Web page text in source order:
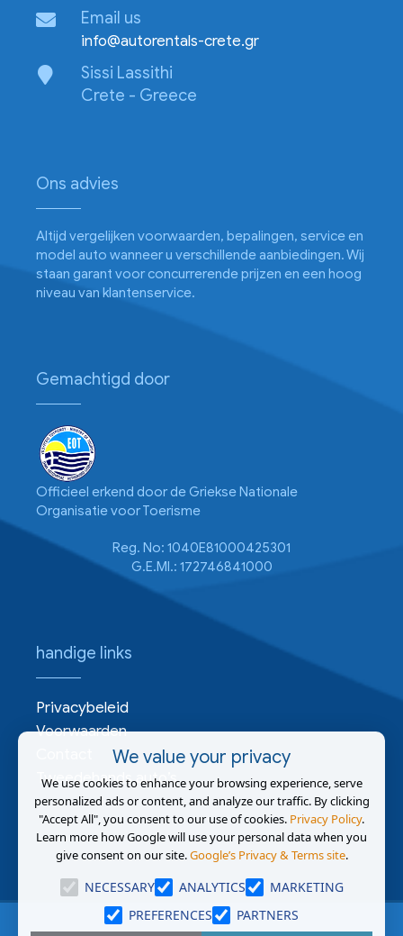
Email us
info@autorentals-crete.gr
Sissi Lassithi
Crete - Greece
Ons advies
Altijd vergelijken voorwaarden, bepalingen, service en
model auto wanneer u verschillende aanbiedingen. Wij
staan garant voor concurrerende prijzen en een hoog
niveau van klantenservice.
Gemachtigd door
Officieel erkend door de Griekse Nationale
Organisatie voor Toerisme
Reg. No: 1040E81000425301
G.E.MI.: 172746841000
handige links
Privacybeleid
Voorwaarden
Tweedehands auto’s
We value your privacy
We use cookies to enhance your browsing experience, serve
personalized ads or content, and analyze our traffic. By clicking
"Accept All", you consent to our use of cookies. Privacy Policy.
Learn more how Google will use your personal data when you
give consent on our site.Google’s Privacy & Terms site.
NECESSARY ANALYTICS
MARKETING
PREFERENCES
PARTNERS